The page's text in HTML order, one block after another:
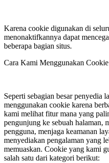
Karena cookie digunakan di
menonaktifkannya dapat
beberapa bagian situs.
Cara Kami Menggunakan Cookie
Seperti sebagian besar penyedia
menggunakan cookie karena
kami melihat fitur mana yang
pengunjung ke sebuah halaman,
pengguna, menjaga keamanan
menyediakan pengalaman yang
memuaskan. Cookie yang kami
salah satu dari kategori berikut: